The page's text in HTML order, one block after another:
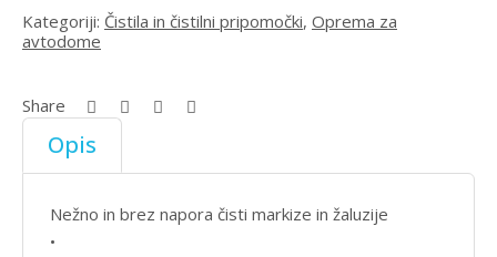
Kategoriji: Čistila in čistilni pripomočki, Oprema za
avtodome
Share
Opis
Nežno in brez napora čisti markize in žaluzije
•